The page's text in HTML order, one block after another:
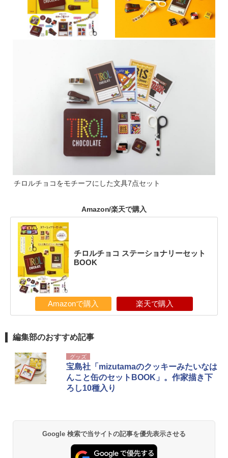
チロルチョコをモチーフにした文具7点セット
Amazon/楽天で購入
チロルチョコ ステーショナリーセット
BOOK
Amazonで購入 楽天で購入
編集部のおすすめ記事
グッズ
宝島社「mizutamaのクッキーみたいなは
んこと缶のセットBOOK」。作家描き下
ろし10種入り
Google 検索で当サイトの記事を優先表示させる